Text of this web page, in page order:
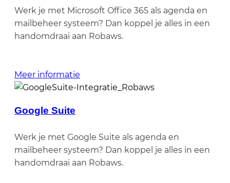
Werk je met Microsoft Office 365 als agenda en
mailbeheer systeem? Dan koppel je alles in een
handomdraai aan Robaws.
Meer informatie
Google Suite
Werk je met Google Suite als agenda en
mailbeheer systeem? Dan koppel je alles in een
handomdraai aan Robaws.